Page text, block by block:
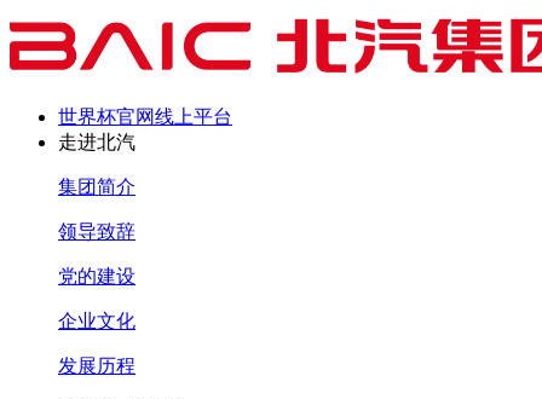
世界杯官网线上平台
走进北汽
集团简介
领导致辞
党的建设
企业文化
发展历程